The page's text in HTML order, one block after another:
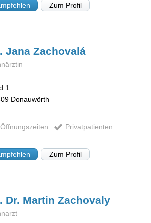
Zum Profil
JanaZachovalá
1
Donauwörth
Öffnungszeiten Privatpatienten
Zum Profil
Dr. MartinZachovaly